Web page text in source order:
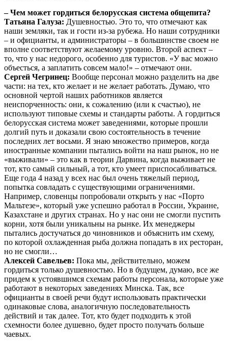
– Чем может гордиться белорусская система общепита?
Татьяна Галуза: Душевностью. Это то, что отмечают как
наши земляки, так и гости из-за рубежа. Но наши сотрудники
– и официанты, и администраторы – в большинстве своем не
вполне соответствуют желаемому уровню. Второй аспект –
то, что у нас недорого, особенно для туристов. «У вас можно
объесться, а заплатить совсем мало!» – отмечают они.
Сергей Чегринец: Вообще персонал можно разделить на две
части: на тех, кто желает и не желает работать. Думаю, что
основной чертой наших работников является
неиспорченность: они, к сожалению (или к счастью), не
используют типовые схемы и стандарты работы. А гордиться
белорусская система может заведениями, которые прошли
долгий путь и доказали свою состоятельность в течение
последних лет восьми. Я знаю множество примеров, когда
иностранные компании пытались войти на наш рынок, но не
«выживали» – это как в теории Дарвина, когда выживает не
тот, кто самый сильный, а тот, кто умеет приспосабливаться.
Еще года 4 назад у всех нас был очень тяжелый период,
попытка совладать с существующими ограничениями.
Например, словенцы попробовали открыть у нас «Порто
Мальтезе», который уже успешно работал в России, Украине,
Казахстане и других странах. Но у нас они не смогли пустить
корни, хотя были уникальны на рынке. Их менеджеры
пытались достучаться до чиновников и объяснить им схему,
по которой охлажденная рыба должна попадать в их ресторан,
но не смогли…
Алексей Савельев: Пока мы, действительно, можем
гордиться только душевностью. Но в будущем, думаю, все же
придем к устоявшимся схемам работы персонала, которые уже
работают в некоторых заведениях Минска. Так, все
официанты в своей речи будут использовать практически
одинаковые слова, аналогичную последовательность
действий и так далее. Тот, кто будет подходить к этой
схемности более душевно, будет просто получать больше
чаевых.